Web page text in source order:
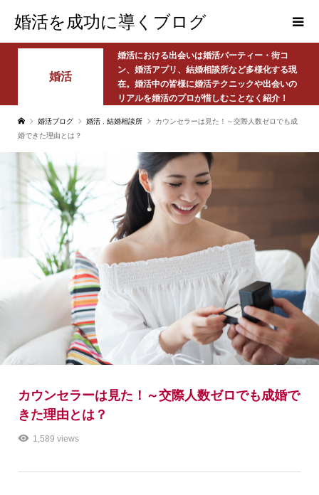
婚活を成功に導くブログ
婚活
婚活における出会いは婚活パーティー・街コ
ン、婚活アプリ、結婚相談所など多様化する現
在。婚活中の皆様に婚活テクニックや出会いの
リアルを婚活のプロが惜しむことなく紹介！
婚活ブログ 婚活 結婚相談所
カウンセラーは見た！～交際人数ゼロでも成
婚できた理由とは？
カウンセラーは見た！～交際人数ゼロでも成婚で
きた理由とは？
1,589 views